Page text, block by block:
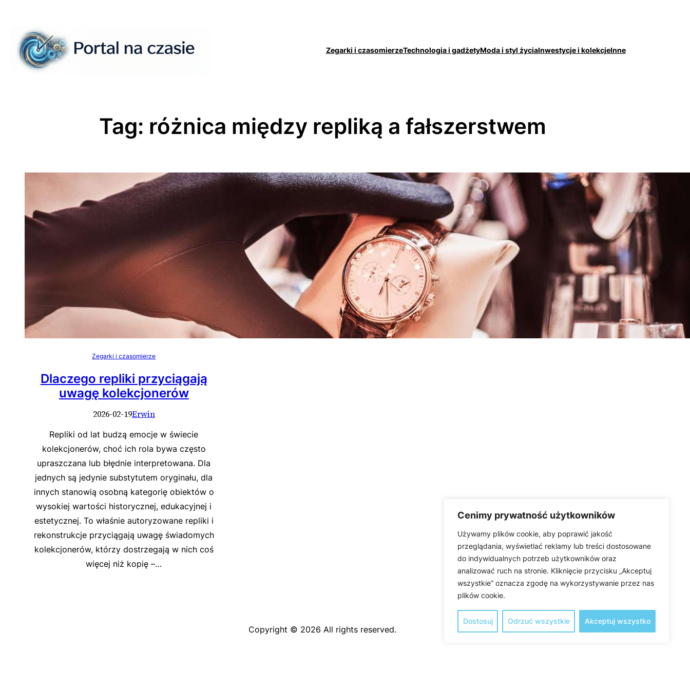
Cenimy prywatność użytkowników
Używamy plików cookie, aby poprawić jakość
przeglądania, wyświetlać reklamy lub treści dostosowane
do indywidualnych potrzeb użytkowników oraz
analizować ruch na stronie. Kliknięcie przycisku „Akceptuj
wszystkie” oznacza zgodę na wykorzystywanie przez nas
plików cookie.
Dostosuj Odrzuć wszystkie Akceptuj wszystko
treści
Zegarki i czasomierzeTechnologia i gadżetyModa i styl życiaInwestycje i kolekcjeInne
Tag: różnica między repliką a fałszerstwem
Zegarki i czasomierze
Dlaczego repliki przyciągają
uwagę kolekcjonerów
2026-02-19Erwin
Repliki od lat budzą emocje w świecie
kolekcjonerów, choć ich rola bywa często
upraszczana lub błędnie interpretowana. Dla
jednych są jedynie substytutem oryginału, dla
innych stanowią osobną kategorię obiektów o
wysokiej wartości historycznej, edukacyjnej i
estetycznej. To właśnie autoryzowane repliki i
rekonstrukcje przyciągają uwagę świadomych
kolekcjonerów, którzy dostrzegają w nich coś
więcej niż kopię –…
Copyright © 2026 All rights reserved.